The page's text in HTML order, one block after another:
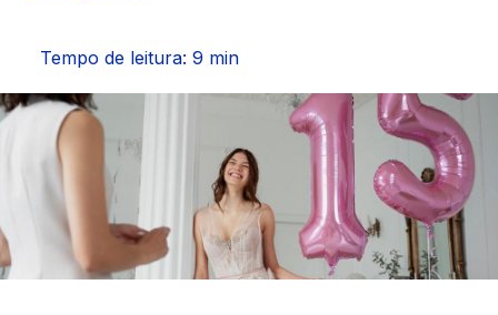
Vida Financeira
Canais Digitais
Tempo de leitura: 9 min